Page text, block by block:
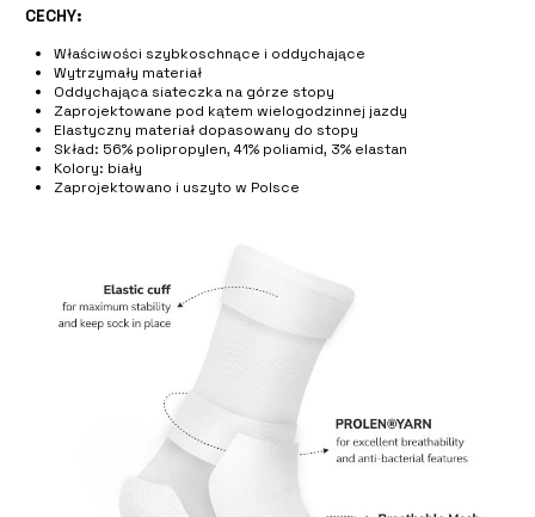
CECHY:
Właściwości szybkoschnące i oddychające
Wytrzymały materiał
Oddychająca siateczka na górze stopy
Zaprojektowane pod kątem wielogodzinnej jazdy
Elastyczny materiał dopasowany do stopy
Skład: 56% polipropylen, 41% poliamid, 3% elastan
Kolory: biały
Zaprojektowano i uszyto w Polsce